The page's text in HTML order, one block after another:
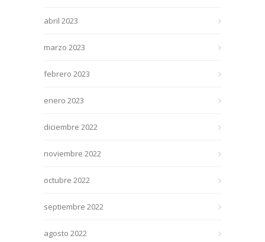
abril 2023
marzo 2023
febrero 2023
enero 2023
diciembre 2022
noviembre 2022
octubre 2022
septiembre 2022
agosto 2022